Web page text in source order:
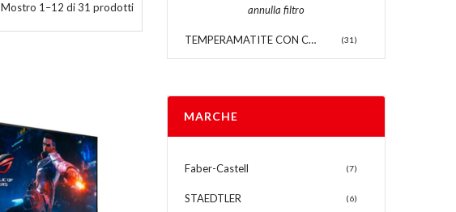
Mostro 1–12 di 31 prodotti annulla filtro
TEMPERAMATITE CON CONTENITORE (31)
MARCHE
Faber-Castell (7)
STAEDTLER (6)